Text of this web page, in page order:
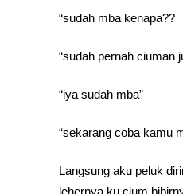
“sudah mba kenapa??
“sudah pernah ciuman
“iya sudah mba”
“sekarang coba kamu
Langsung aku peluk
lehernya ku cium